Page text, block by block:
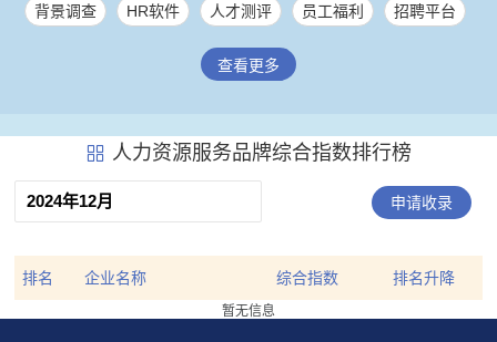
背景调查 HR软件 人才测评 员工福利 招聘平台
社保服务 员工健康服务
企业培训 其它
查看更多
 人力资源服务品牌综合指数排行榜
申请收录
排名 企业名称 综合指数 排名升降
暂无信息